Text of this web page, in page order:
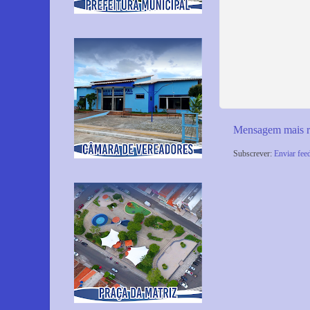
Mensagem mais
Subscrever: Enviar